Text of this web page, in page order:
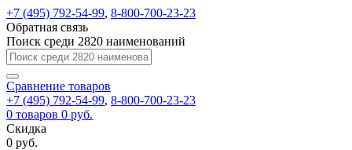
+7 (495) 792-54-99, 8-800-700-23-23
Обратная связь
Поиск среди 2820 наименований
Сравнение товаров
+7 (495) 792-54-99, 8-800-700-23-23
0 товаров 0 руб.
Скидка
0 руб.